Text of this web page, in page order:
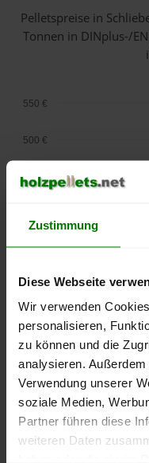
Zustimmung
Diese Webseite
Wir verwenden
personalisieren,
zu können und die
analysieren.
Verwendung unserer
soziale Medien,
Partner führen diese
weiteren Daten
Pelletspreise in
Tonnen in DINplus-/
lose
2025
250 €
300 €
350 €
450 €
500 €
550 €
Die aktuelle
können Sie